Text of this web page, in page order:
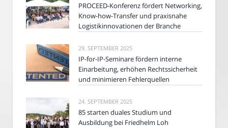
PROCEED-Konferenz fördert Networking,
Know-how-Transfer und praxisnahe
Logistikinnovationen der Branche
29. SEPTEMBER 2025
IP-for-IP-Seminare fördern interne
Einarbeitung, erhöhen Rechtssicherheit
und minimieren Fehlerquellen
24. SEPTEMBER 2025
85 starten duales Studium und
Ausbildung bei Friedhelm Loh